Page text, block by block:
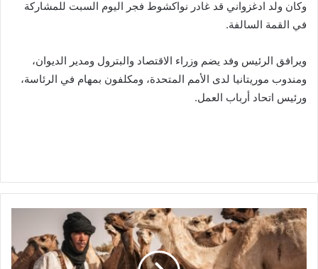
وكان ولد ادغزواني قد غادر نواكشوط فجر اليوم السبت للمشاركة
في القمة السالفة.
ويرافق الرئيس وفد يضم وزراء الاقتصاد والبترول ومدير الديوان،
ومندوب موريتانيا لدى الأمم المتحدة، ومكلفون بمهام في الرئاسة،
ورئيس اتحاد أرباب العمل.